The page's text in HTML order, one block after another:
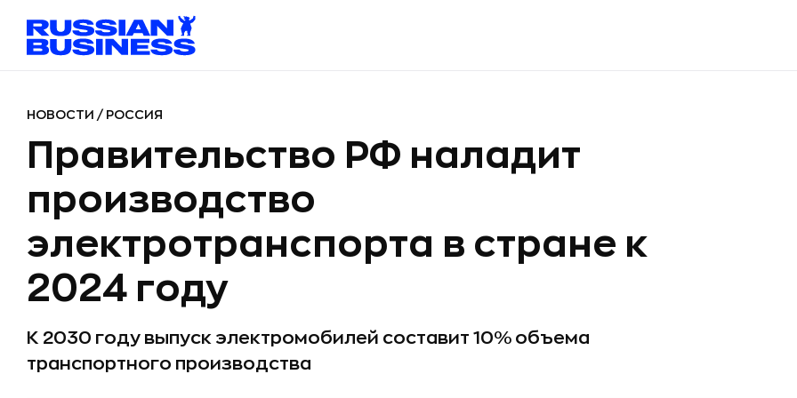
НОВОСТИ / РОССИЯ
Правительство РФ наладит
производство
электротранспорта в стране к
2024 году
К 2030 году выпуск электромобилей составит 10% объема
транспортного производства